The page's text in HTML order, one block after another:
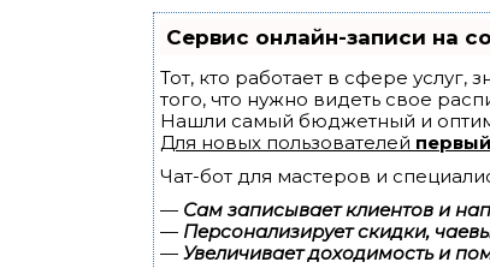
Сервис онлайн-записи на
Тот, кто работает в сфере услуг,
того, что нужно видеть свое
Нашли самый бюджетный и
Для новых пользователей
Чат-бот для мастеров и
— Сам записывает клиентов и
— Персонализирует скидки,
— Увеличивает доходимость и
ПЕРВОГО